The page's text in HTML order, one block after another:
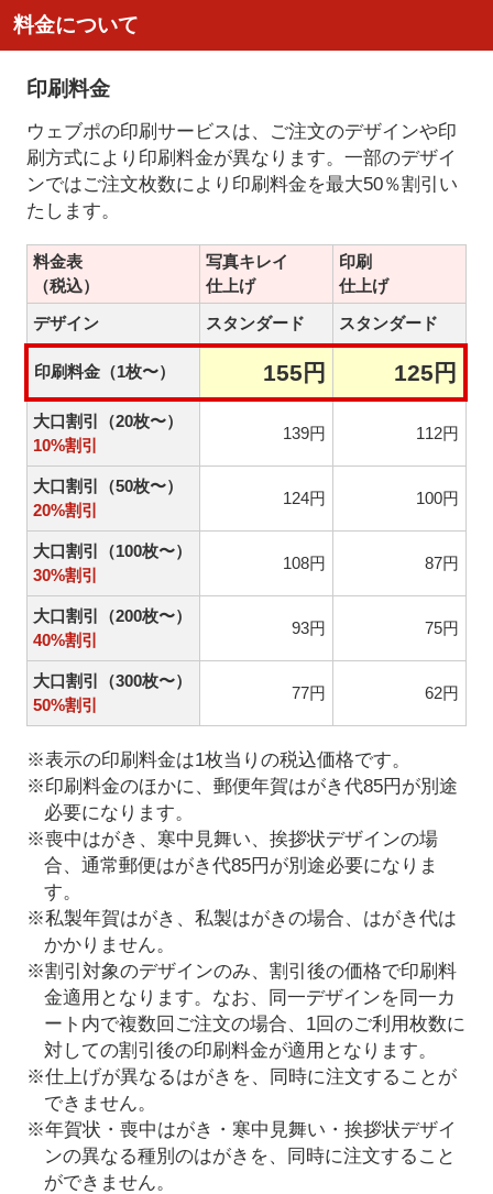
料金について
印刷料金
ウェブポの印刷サービスは、ご注文のデザインや印
刷方式により印刷料金が異なります。一部のデザイ
ンではご注文枚数により印刷料金を最大50％割引い
たします。
料金表
（税込）
写真キレイ
仕上げ
印刷
仕上げ
デザイン
スタンダード スタンダード
印刷料金（1枚〜） 155円 125円
大口割引（20枚〜）
10%割引
139円 112円
大口割引（50枚〜）
20%割引
124円 100円
大口割引（100枚〜）
30%割引
108円 87円
大口割引（200枚〜）
40%割引
93円 75円
大口割引（300枚〜）
50%割引
77円 62円
※表示の印刷料金は1枚当りの税込価格です。
※印刷料金のほかに、郵便年賀はがき代85円が別途
必要になります。
※喪中はがき、寒中見舞い、挨拶状デザインの場
合、通常郵便はがき代85円が別途必要になりま
す。
※私製年賀はがき、私製はがきの場合、はがき代は
かかりません。
※割引対象のデザインのみ、割引後の価格で印刷料
金適用となります。なお、同一デザインを同一カ
ート内で複数回ご注文の場合、1回のご利用枚数に
対しての割引後の印刷料金が適用となります。
※仕上げが異なるはがきを、同時に注文することが
できません。
※年賀状・喪中はがき・寒中見舞い・挨拶状デザイ
ンの異なる種別のはがきを、同時に注文すること
ができません。